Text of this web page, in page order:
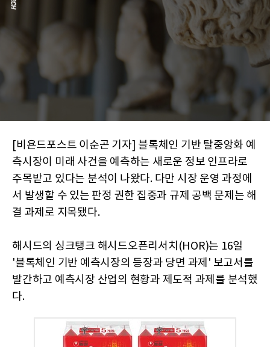
[비욘드포스트 이순곤 기자] 블록체인 기반 탈중앙화 예
측시장이 미래 사건을 예측하는 새로운 정보 인프라로
주목받고 있다는 분석이 나왔다. 다만 시장 운영 과정에
서 발생할 수 있는 판정 권한 집중과 규제 공백 문제는 해
결 과제로 지목됐다.
해시드의 싱크탱크 해시드오픈리서치(HOR)는 16일
'블록체인 기반 예측시장의 등장과 당면 과제' 보고서를
발간하고 예측시장 산업의 현황과 제도적 과제를 분석했
다.